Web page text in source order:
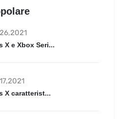
X e Xbox Seri...
X caratterist...